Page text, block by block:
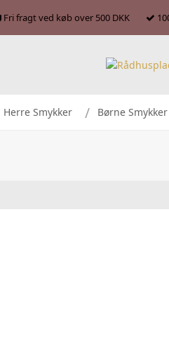
Fri fragt ved køb over 500 DKK
Herre Smykker Børne Smykker